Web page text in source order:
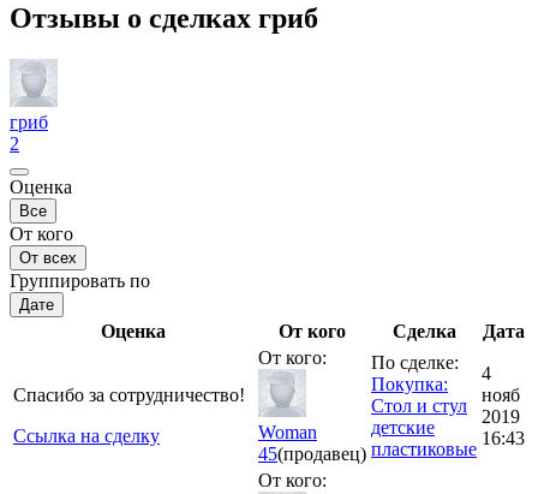
Отзывы о сделках гриб
гриб
2
Оценка
Все
От кого
От всех
Группировать по
Дате
Оценка От кого Сделка Дата
Спасибо за сотрудничество!
Ссылка на сделку
От кого:
Woman
45(продавец)
По сделке:
Покупка:
Стол и стул
детские
пластиковые
4
нояб
2019
16:43
От кого: